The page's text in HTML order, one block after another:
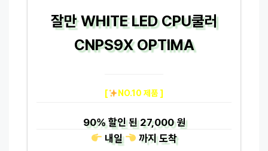
잘만 WHITE LED CPU쿨러
CNPS9X OPTIMA
[ NO.10 제품 ]
90%할인 된27,000 원
내일
까지도착